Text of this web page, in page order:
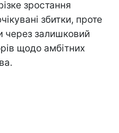
зростання
збитки, проте
через залишковий
щодо амбітних